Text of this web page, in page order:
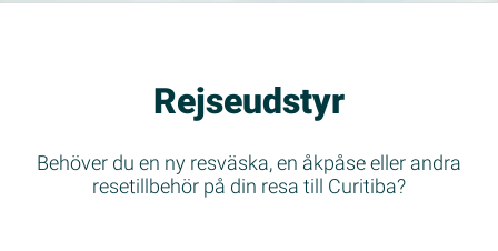
Rejseudstyr
Behöver du en ny resväska, en åkpåse eller andra
resetillbehör på din resa till Curitiba?